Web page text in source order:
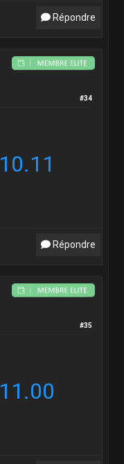
Répondre
#34
10.11
Répondre
#35
11.00